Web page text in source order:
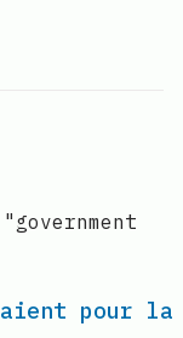
pour la